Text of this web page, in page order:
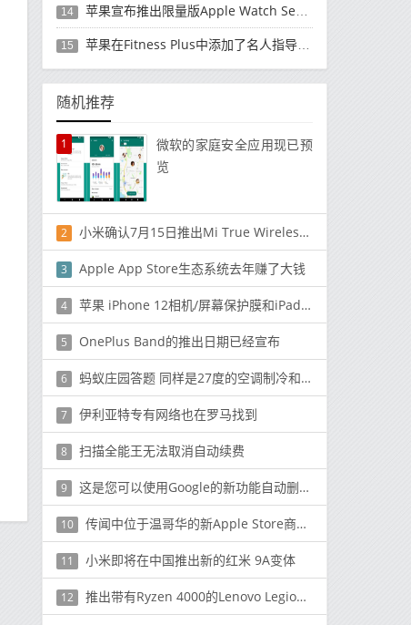
14 苹果宣布推出限量版Apple Watch Series 6 Black Unity智能手表
15 苹果在Fitness Plus中添加了名人指导的步行锻炼
随机推荐
1
微软的家庭安全应用现已预
览
2 小米确认7月15日推出Mi True Wireless Earphones 2 Basic
3 Apple App Store生态系统去年赚了大钱
4 苹果 iPhone 12相机/屏幕保护膜和iPad Air 4th Generation保护套在图像中泄漏
5 OnePlus Band的推出日期已经宣布
6 蚂蚁庄园答题 同样是27度的空调制冷和制热模式下人的感觉相同吗？
7 伊利亚特专有网络也在罗马找到
8 扫描全能王无法取消自动续费
9 这是您可以使用Google的新功能自动删除位置记录的方法
10 传闻中位于温哥华的新Apple Store商店已开始拆除
11 小米即将在中国推出新的红米 9A变体
12 推出带有Ryzen 4000的Lenovo Legion 5系列和IdeaPad Gaming 3 AMD版本